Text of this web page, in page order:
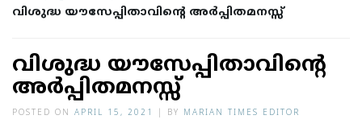
വിശുദ്ധ യൗസേപ്പിതാവിൻ്റെ അർപ്പിതമനസ്സ്
വിശുദ്ധ യൗസേപ്പിതാവിൻ്റെ
അർപ്പിതമനസ്സ്
POSTED ON APRIL 15, 2021 BY MARIAN TIMES EDITOR